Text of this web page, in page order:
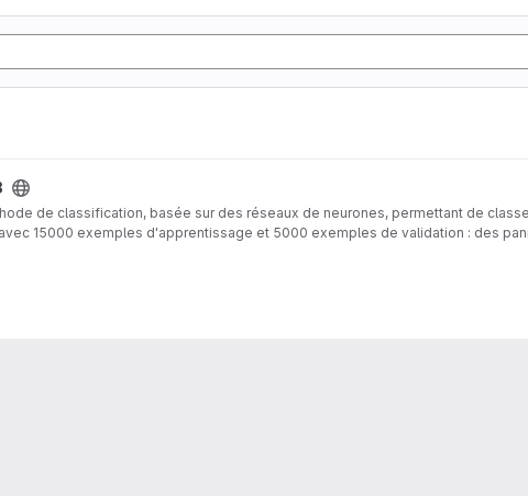
de classification, basée sur des réseaux de neurones, permettant de
15000 exemples d'apprentissage et 5000 exemples de validation : des